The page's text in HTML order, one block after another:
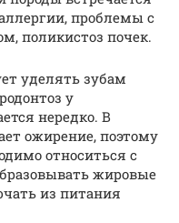
проблемы с
поликистоз почек.
уделять зубам
у
нередко. В
ожирение, поэтому
относиться с
жировые
из питания